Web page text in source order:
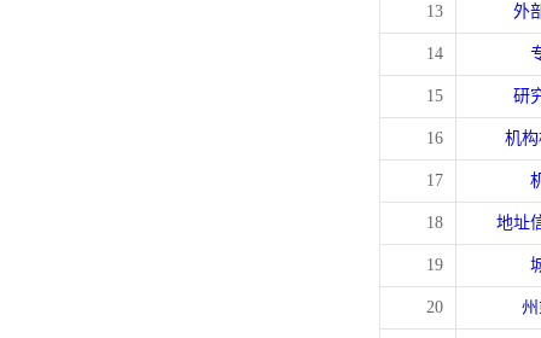
13 外
14
15 研
16 机
17
18 地址
19
20